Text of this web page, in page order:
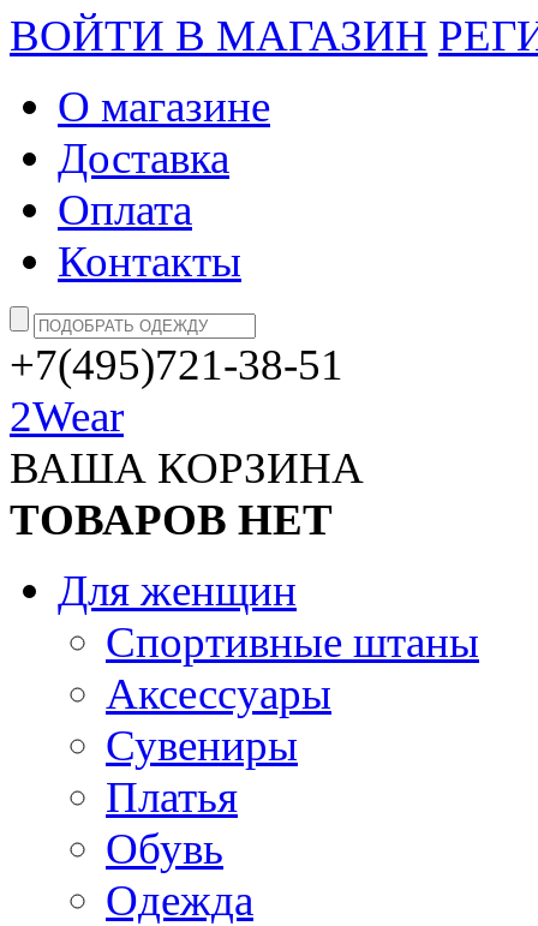
ВОЙТИ В МАГАЗИН
О магазине
Доставка
Оплата
Контакты
+7(495)721-38-51
2Wear
ВАША КОРЗИНА
ТОВАРОВ НЕТ
Для женщин
Спортивные штаны
Аксессуары
Сувениры
Платья
Обувь
Одежда